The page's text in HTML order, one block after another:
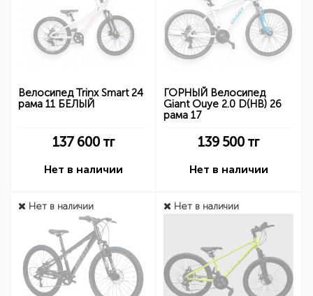
Велосипед Trinx Smart 24
рама 11 БЕЛЫЙ
137 600тг
Нет в наличии
ГОРНЫЙ Велосипед
Giant Ouye 2.0 D(HB) 26
рама 17
139 500 тг
Нет в наличии
Нет в наличии Нет в наличии